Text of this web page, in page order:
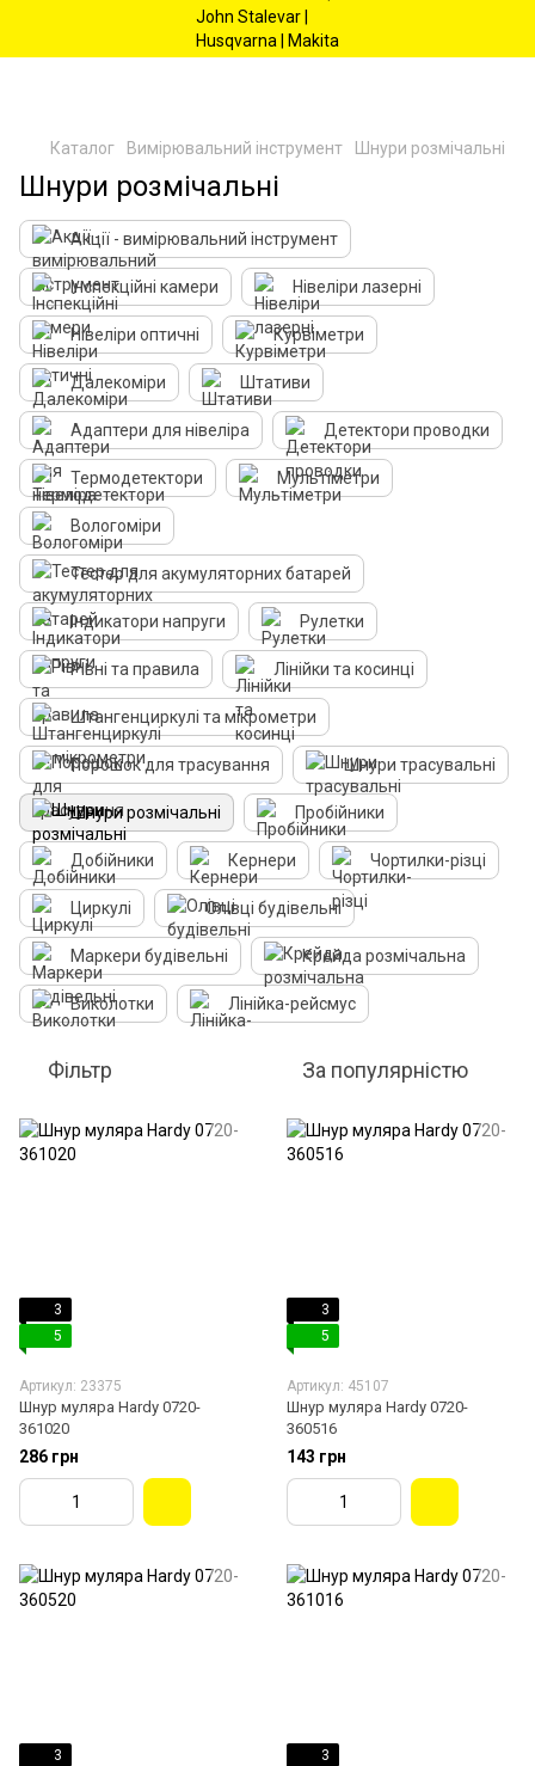
Каталог Вимірювальний інструмент Шнури розмічальні
Шнури розмічальні
Акції - вимірювальний інструмент
Інспекційні камери Нівеліри лазерні
Нівеліри оптичні Курвіметри
Далекоміри Штативи
Адаптери для нівеліра Детектори проводки
Термодетектори Мультіметри
Вологоміри
Тестер для акумуляторних батарей
Індикатори напруги Рулетки
Рівні та правила Лінійки та косинці
Штангенциркулі та мікрометри
Порошок для трасування Шнури трасувальні
Шнури розмічальні Пробійники
Добійники Кернери Чортилки-різці
Циркулі Олівці будівельні
Маркери будівельні Крейда розмічальна
Виколотки Лінійка-рейсмус
Фільтр За популярністю
3
5
Артикул: 23375
Шнур муляра Hardy 0720-
361020
286 грн
3
5
Артикул: 45107
Шнур муляра Hardy 0720-
360516
143 грн
3
3